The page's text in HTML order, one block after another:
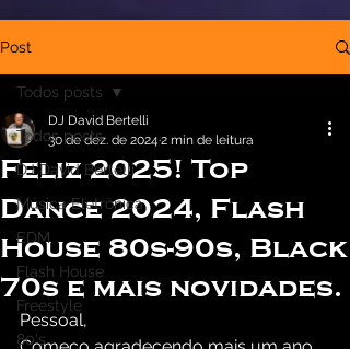
Post
Todos posts
DJ David Bertelli
Música Eletrônica
EDM
Flash House
Freestyle
80's
Todos posts
Feliz 2025! Top
Dance 2024, Flash
House 80s-90s, Black
70s e mais novidades.
DJ David Bertelli
30 de dez. de 2024 2 min de leitura
Pessoal,